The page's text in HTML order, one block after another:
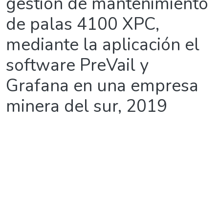
de palas 4100 XPC,
mediante la aplicación el
software PreVail y
Grafana en una empresa
minera del sur, 2019